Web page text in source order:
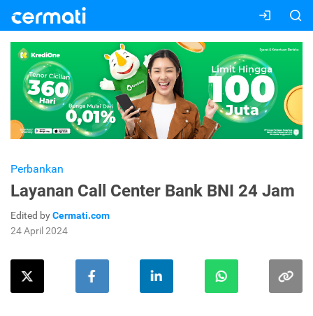
Perbankan
Layanan Call Center Bank BNI 24 Jam
Edited byCermati.com
24 April 2024